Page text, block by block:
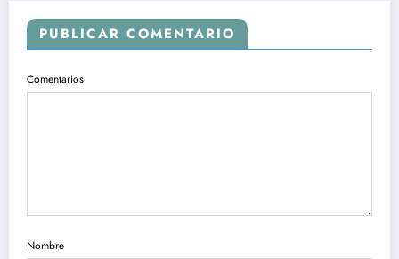
PUBLICAR COMENTARIO
Comentarios
Nombre